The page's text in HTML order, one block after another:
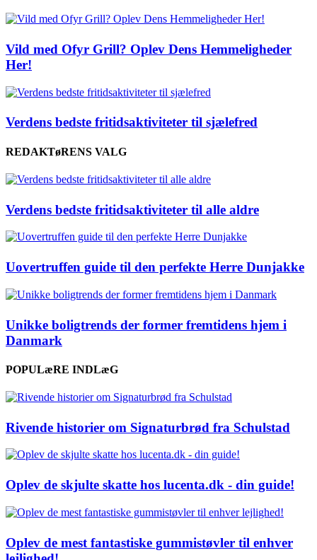
Vild med Ofyr Grill? Oplev Dens Hemmeligheder
Her!
Verdens bedste fritidsaktiviteter til sjælefred
REDAKTøRENS VALG
Verdens bedste fritidsaktiviteter til alle aldre
Uovertruffen guide til den perfekte Herre Dunjakke
Unikke boligtrends der former fremtidens hjem i
Danmark
POPULæRE INDLæG
Rivende historier om Signaturbrød fra Schulstad
Oplev de skjulte skatte hos lucenta.dk - din guide!
Oplev de mest fantastiske gummistøvler til enhver